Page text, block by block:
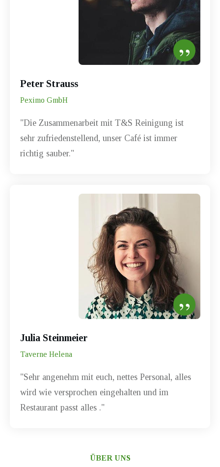
Peter Strauss
Peximo GmbH
"Die Zusammenarbeit mit T&S Reinigung ist
sehr zufriedenstellend, unser Café ist immer
richtig sauber."
”
Julia Steinmeier
Taverne Helena
"Sehr angenehm mit euch, nettes Personal, alles
wird wie versprochen eingehalten und im
Restaurant passt alles ."
”
ÜBER UNS